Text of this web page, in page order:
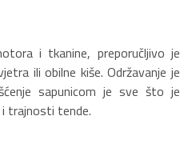
i tkanine, preporučljivo je
ili obilne kiše. Održavanje je
sapunicom je sve što je
trajnosti tende.